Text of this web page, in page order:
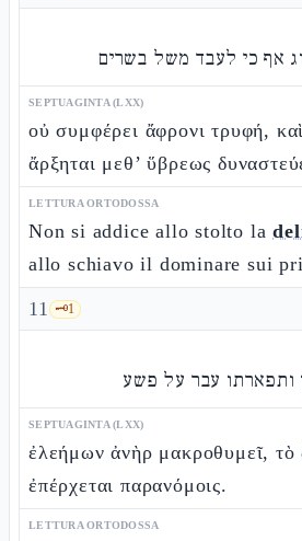
אף כי לעבד משל בשרים
SEPTUAGINTA (LXX)
οὐ συμφέρει ἄφρονι τρυφή,
ἄρξηται μεθ’ ὕβρεως
LETTURA ORTODOSSA
Non si addice allo stolto la
allo schiavo il dominare sui
11 🗝️1
עבר על פשע
SEPTUAGINTA (LXX)
ἐλεήμων ἀνὴρ μακροθυμεῖ, τὸ
ἐπέρχεται παρανόμοις.
LETTURA ORTODOSSA